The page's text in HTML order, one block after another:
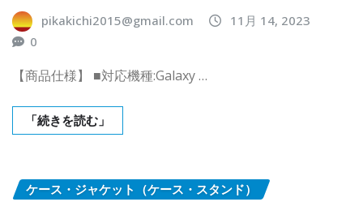
pikakichi2015@gmail.com
11月 14, 2023
0
【商品仕様】 ■対応機種:Galaxy …
「続きを読む」
ケース・ジャケット（ケース・スタンド）